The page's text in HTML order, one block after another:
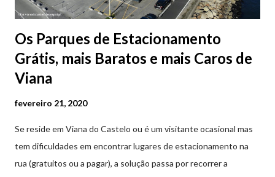
Os Parques de Estacionamento
Grátis, mais Baratos e mais Caros de
Viana
fevereiro 21, 2020
Se reside em Viana do Castelo ou é um visitante ocasional mas
tem dificuldades em encontrar lugares de estacionamento na
rua (gratuitos ou a pagar), a solução passa por recorrer a